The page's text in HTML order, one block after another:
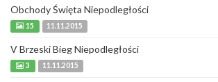
Obchody Święta Niepodległości
15 11.11.2015
V Brzeski Bieg Niepodległości
3 11.11.2015